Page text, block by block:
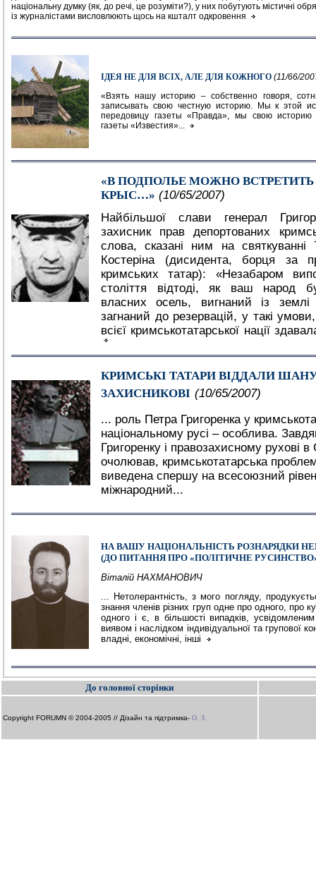
національну думку (як, до речі, це розуміти?), у них побутують містичні
із журналістами висловлюють щось на кшталт одкровення
ІДЕЯ НЕ ДЛЯ ВСІХ, АЛЕ ДЛЯ КОЖНОГО (11/66/
«Взять нашу историю – собственно говоря,
записывать свою честную историю. Мы к этой
передовицу газеты «Правда», мы свою историю
газеты «Известия»...
«В ПОДПОЛЬЕ МОЖНО
КРЫС…» (10/65/2007)
Найбільшої слави генерал
захисник прав депортованих
слова, сказані ним на святкуванні
Костеріна (дисидента, борця за
кримських татар): «Незабаром
століття відтоді, як ваш народ
власних осель, вигнаний із землі
загнаний до резервацій, у такі
всієї кримськотатарської нації
КРИМСЬКІ ТАТАРИ ВІДДАЛИ
ЗАХИСНИКОВІ (10/65/2007)
... роль Петра Григоренка у
національному русі – особлива.
Григоренку і правозахисному рухові
очолював, кримськотатарська
виведена спершу на всесоюзний
міжнародний...
НА ВАШУ НАЦІОНАЛЬНІСТЬ РОЗНАРЯДКИ
(ДО ПИТАННЯ ПРО «ПОЛІТИЧНЕ
Віталій НАХМАНОВИЧ
... Нетолерантність, з мого погляду,
знання членів різних груп одне про одного, про
одного і є, в більшості випадків,
виявом і наслідком індивідуальної та групової
владні, економічні, інші
До головної сторінки
Copyright FORUMN © 2004-2005 // Дізайн та підтримка- О. З.